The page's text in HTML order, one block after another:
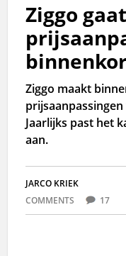
Ziggo gaat
Ziggo maakt
Jaarlijks past het
aan.
JARCO KRIEK
COMMENTS
17